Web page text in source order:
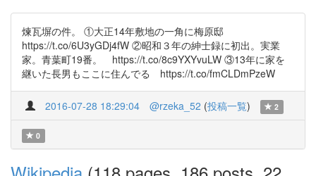
煉瓦塀の件。 ①大正14年敷地の一角に梅原邸
https://t.co/6U3yGDj4fW ②昭和３年の紳士録に初出。実業
家。青葉町19番。 https://t.co/8c9YXYvuLW ③13年に家を
継いた長男もここに住んでる https://t.co/fmCLDmPzeW
2016-07-28 18:29:04 @rzeka_52 (投稿一覧) 2
0